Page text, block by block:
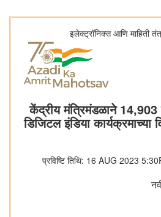
इलेक्ट्रॉनिक्स आणि माहिती
केंद्रीय मंत्रिमंडळाने 14,903
डिजिटल इंडिया कार्यक्रमाच्या
प्रविष्टि तिथि: 16 AUG 2023